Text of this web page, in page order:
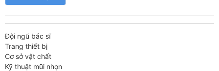
Đội ngũ bác sĩ
Trang thiết bị
Cơ sở vật chất
Kỹ thuật mũi nhọn